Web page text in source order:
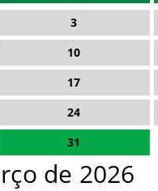
3
10
17
24
31
de 2026